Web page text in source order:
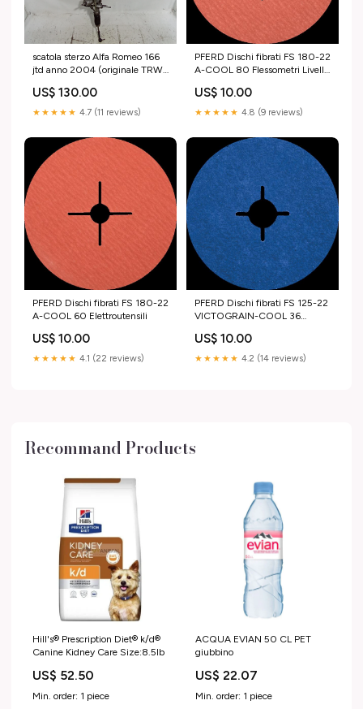
scatola sterzo Alfa Romeo 166
jtd anno 2004 (originale TRW)
US$ 130.00
★★★★★ 4.7 (11 reviews)
PFERD Dischi fibrati FS 180-22
A-COOL 80 Flessometri Livelle
US$ 10.00
★★★★★ 4.8 (9 reviews)
PFERD Dischi fibrati FS 180-22
A-COOL 60 Elettroutensili
US$ 10.00
★★★★★ 4.1 (22 reviews)
PFERD Dischi fibrati FS 125-22
VICTOGRAIN-COOL 36
US$ 10.00
★★★★★ 4.2 (14 reviews)
Recommand Products
Hill's® Prescription Diet® k/d®
Canine Kidney Care Size:8.5lb
US$ 52.50
Min. order: 1 piece
ACQUA EVIAN 50 CL PET
giubbino
US$ 22.07
Min. order: 1 piece